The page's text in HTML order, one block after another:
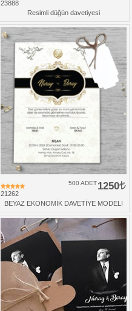
23888
Resimli düğün davetiyesi
21262
1250
500 ADET
BEYAZ EKONOMİK DAVETİYE MODELİ